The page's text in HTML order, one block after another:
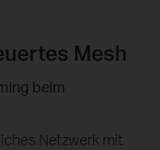
Mesh
beim
Netzwerk mit